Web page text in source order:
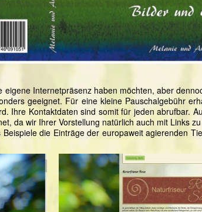
Internetpräsenz haben möchten, aber
geeignet. Für eine kleine Pauschalgebühr
Ihre Kontaktdaten sind somit für jeden abrufbar.
da wir Ihrer Vorstellung natürlich auch mit Links
die Einträge der europaweit agierenden